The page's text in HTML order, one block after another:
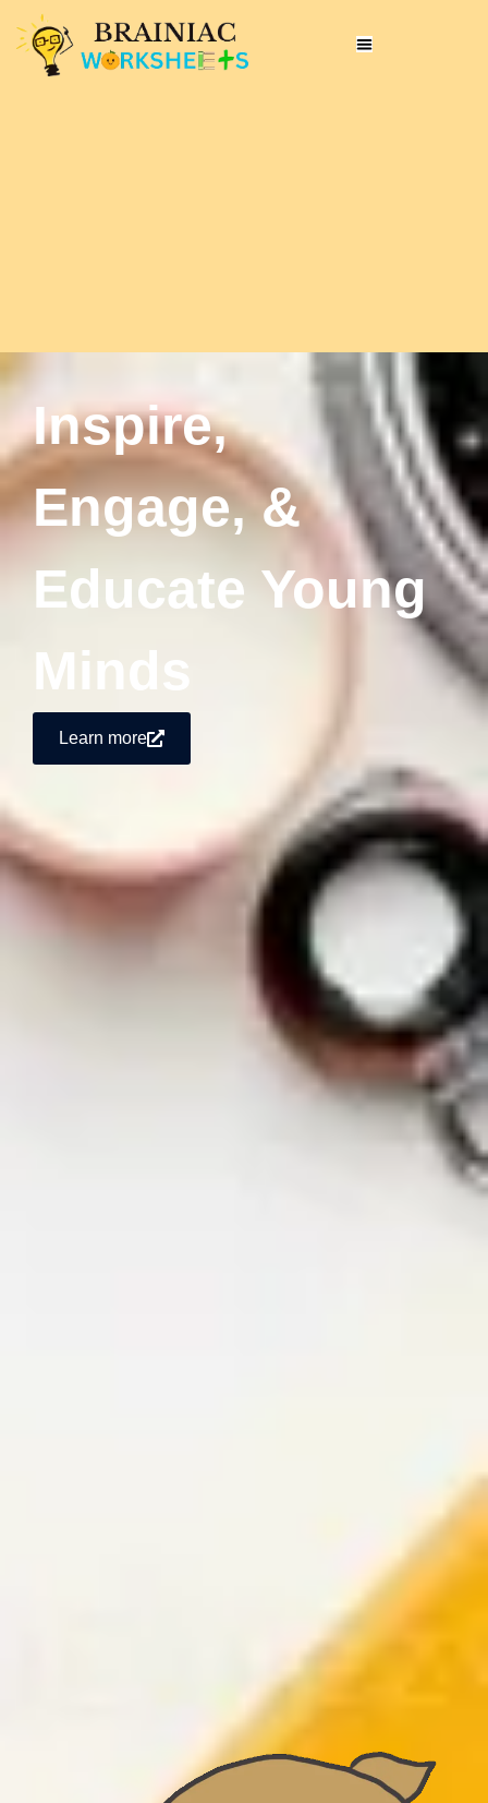
Inspire,
Engage, &
Educate Young
Minds
Learn more